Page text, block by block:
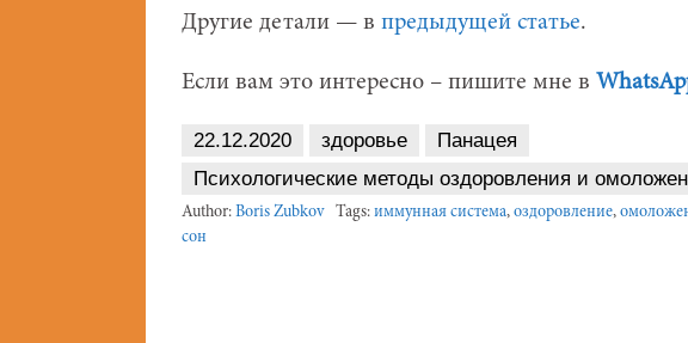
Другие детали — в предыдущей статье.
Если вам это интересно – пишите мне в
22.12.2020 здоровье
Панацея
Психологические методы оздоровления и
Author: Boris Zubkov Tags: иммунная система, оздоровление,
сон